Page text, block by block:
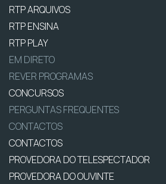
RTP ARQUIVOS
RTP ENSINA
RTP PLAY
EM DIRETO
REVER PROGRAMAS
CONCURSOS
PERGUNTAS FREQUENTES
CONTACTOS
CONTACTOS
PROVEDORA DO TELESPECTADOR
PROVEDORA DO OUVINTE